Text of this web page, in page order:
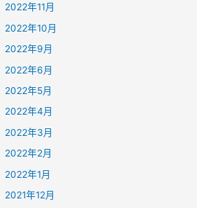
2022年11月
2022年10月
2022年9月
2022年6月
2022年5月
2022年4月
2022年3月
2022年2月
2022年1月
2021年12月